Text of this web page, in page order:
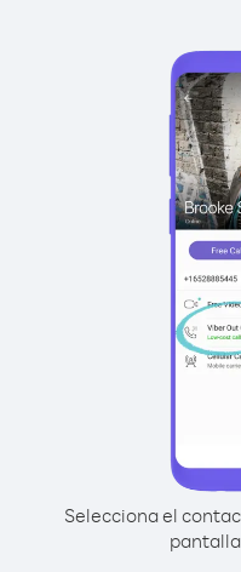
Selecciona el